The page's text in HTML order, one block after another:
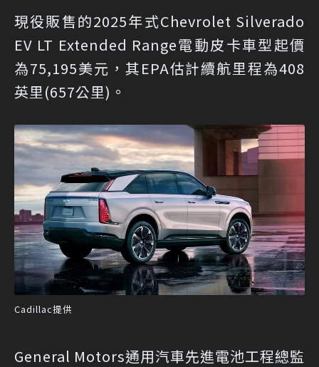
現役販售的2025年式Chevrolet Silverado
EV LT Extended Range電動皮卡車型起價
為75,195美元，其EPA估計續航里程為408
英里(657公里)。
Cadillac提供
General Motors通用汽車先進電池工程總監